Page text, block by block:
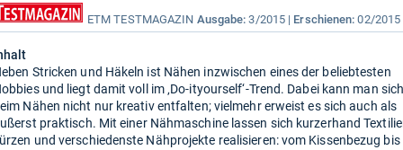
ETM TESTMAGAZIN Ausgabe:3/2015 Erschienen: 02/2015
Stricken und Häkeln ist Nähen inzwischen eines der beliebtesten
und liegt damit voll im ‚Do-ityourself‘-Trend. Dabei kann man
Nähen nicht nur kreativ entfalten; vielmehr erweist es sich auch als
praktisch. Mit einer Nähmaschine lassen sich kurzerhand
und verschiedenste Nähprojekte realisieren: vom Kissenbezug bis